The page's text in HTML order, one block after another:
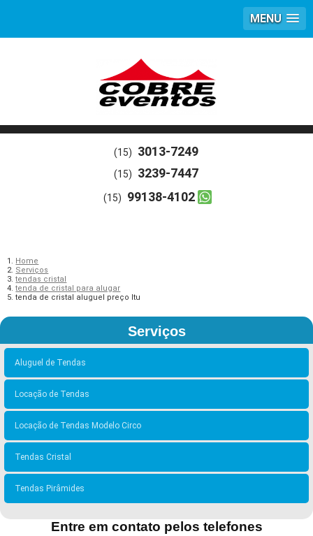
MENU
(15) 3013-7249
(15) 3239-7447
(15) 99138-4102
Home
Serviços
tendas cristal
tenda de cristal para alugar
tenda de cristal aluguel preço Itu
Serviços
Aluguel de Tendas
Locação de Tendas
Locação de Tendas Modelo Circo
Tendas Cristal
Tendas Pirâmides
Entre em contato pelos telefones